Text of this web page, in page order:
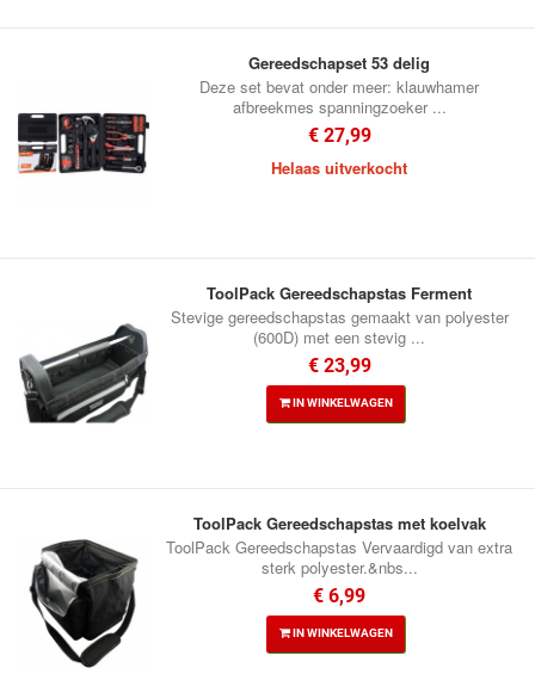
Gereedschapset 53 delig
Deze set bevat onder meer: klauwhamer
afbreekmes spanningzoeker ...
€ 27,99
Helaas uitverkocht
ToolPack Gereedschapstas Ferment
Stevige gereedschapstas gemaakt van polyester
(600D) met een stevig ...
€ 23,99
IN WINKELWAGEN
ToolPack Gereedschapstas met koelvak
ToolPack Gereedschapstas Vervaardigd van extra
sterk polyester.&nbs...
€ 6,99
IN WINKELWAGEN